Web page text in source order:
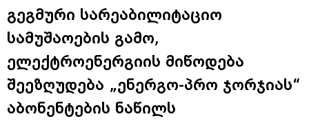
გეგმური სარეაბილიტაციო
სამუშაოების გამო,
ელექტროენერგიის მიწოდება
შეეზღუდება „ენერგო-პრო ჯორჯიას“
აბონენტების ნაწილს